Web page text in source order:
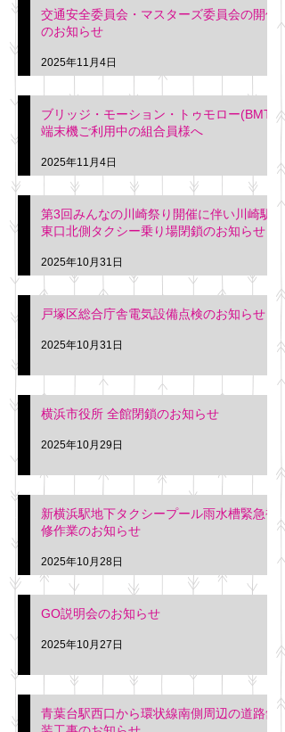
交通安全委員会・マスターズ委員会の開催
のお知らせ
2025年11月4日
ブリッジ・モーション・トゥモロー(BMT)
端末機ご利用中の組合員様へ
2025年11月4日
第3回みんなの川崎祭り開催に伴い川崎駅
東口北側タクシー乗り場閉鎖のお知らせ
2025年10月31日
戸塚区総合庁舎電気設備点検のお知らせ
2025年10月31日
横浜市役所 全館閉鎖のお知らせ
2025年10月29日
新横浜駅地下タクシープール雨水槽緊急補
修作業のお知らせ
2025年10月28日
GO説明会のお知らせ
2025年10月27日
青葉台駅西口から環状線南側周辺の道路舗